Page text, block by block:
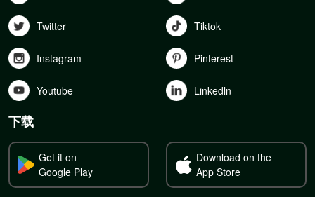
Twitter Tiktok
Instagram Pinterest
Youtube Linkedln
下载
Get it on
Google Play
Download on the
App Store